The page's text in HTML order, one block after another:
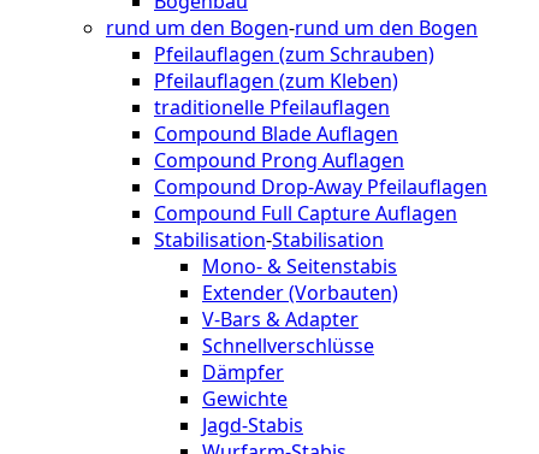
rund um den Bogen-rund um den Bogen
Pfeilauflagen (zum Schrauben)
Pfeilauflagen (zum Kleben)
traditionelle Pfeilauflagen
Compound Blade Auflagen
Compound Prong Auflagen
Compound Drop-Away Pfeilauflagen
Compound Full Capture Auflagen
Stabilisation-Stabilisation
Mono- & Seitenstabis
Extender (Vorbauten)
V-Bars & Adapter
Schnellverschlüsse
Dämpfer
Gewichte
Jagd-Stabis